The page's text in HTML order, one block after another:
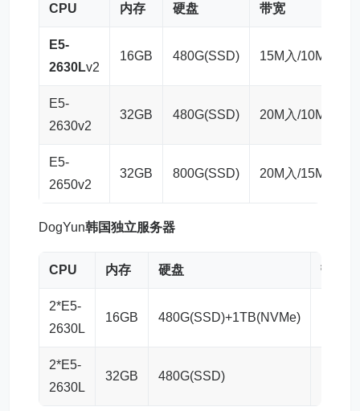
CPU 内存 硬盘 带宽
E5-
2630Lv2
16GB 480G(SSD) 15M入/10M出
E5-
2630v2
32GB 480G(SSD) 20M入/10M出
E5-
2650v2
32GB 800G(SSD) 20M入/15M出
DogYun韩国独立服务器
CPU 内存 硬盘 带宽
2*E5-
2630L
16GB 480G(SSD)+1TB(NVMe)
2*E5-
2630L
32GB 480G(SSD)